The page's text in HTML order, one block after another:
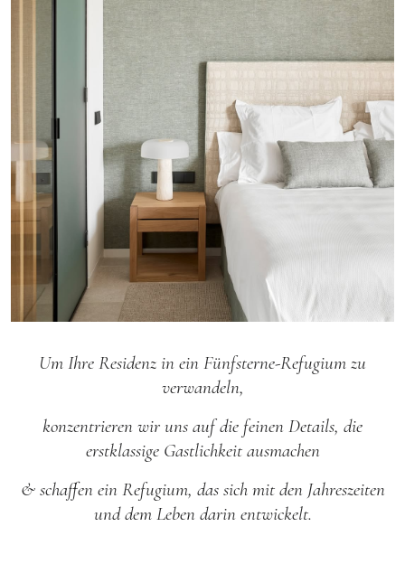
Um Ihre Residenz in ein Fünfsterne-Refugium zu
verwandeln,
konzentrieren wir uns auf die feinen Details, die
erstklassige Gastlichkeit ausmachen
& schaffen ein Refugium, das sich mit den Jahreszeiten
und dem Leben darin entwickelt.